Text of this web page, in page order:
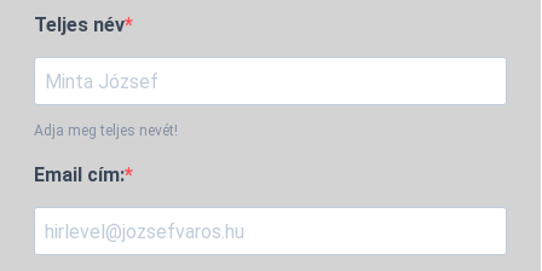
Teljes név
Adja meg teljes nevét!
Email cím: